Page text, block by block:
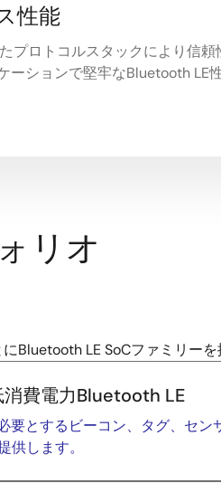
性能
プロトコルスタックにより信頼
ーションで堅牢なBluetooth LE
リオ
Bluetooth LE SoCファミリー
費電力Bluetooth LE
要とするビーコン、タグ、セン
供します。